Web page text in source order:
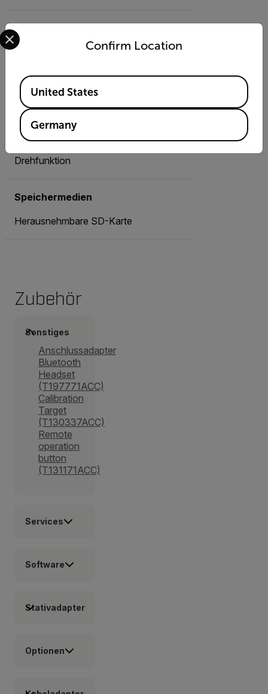
Digitalkamera
5 MP, mit integrierter LED-
80° Objektive verwendet werden
Display
4-Zoll-LCD-Touchscreen mit
Drehfunktion
Speichermedien
Herausnehmbare SD-Karte
Zubehör
Sonstiges
Anschlussadapter
Bluetooth
Headset
(T197771ACC)
Calibration
Target
(T130337ACC)
Remote
operation
button
(T131171ACC)
Services
Software
Stativadapter
Optionen
Confirm Location
Select your preferred country and language from the
Available Locations
United States
Germany